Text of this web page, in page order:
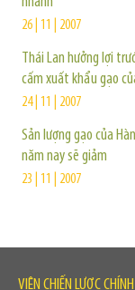
26 | 11 | 2007
Thái Lan hưởng lợi
cấm xuất khẩu gạo
24 | 11 | 2007
Sản lượng gạo của
năm nay sẽ giảm
23 | 11 | 2007
VIỆN CHIẾN LƯỢC